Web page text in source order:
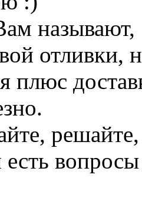
называют,
отливки,
плюс
есть